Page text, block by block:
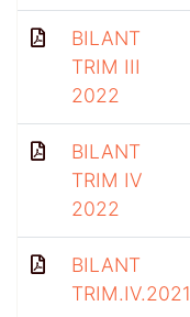
BILANT
TRIM III
2022
BILANT
TRIM IV
2022
BILANT
TRIM.IV.2021